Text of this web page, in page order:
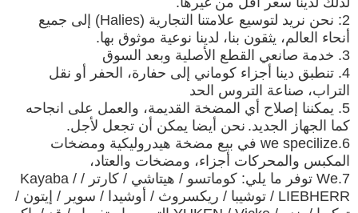
2: نحن نريد لتوسيع علامتنا التجارية (Halies) إلى جميع
أنحاء العالم، يثقون بنا، لدينا نوعية موثوق بها.
3. خدمة صانعي القطع الأصلية وبعد السوق
4. تنطبق دينا أجزاء كوماني إلى حفارة، الحفر أو نقل
التراب، صناعة التروس الحد
5. يمكننا إصلاح أي المضخة القديمة، والعمل على انجاحه
كما الجهاز الجديد. نحن أيضا يمكن أن تجعل لأجل.
6.we specilize في بيع مضخة هيدروليكية ومضخات
المكبس والمحركات أجزاء، ومضخات والعتاد،
7.We توفر ما يلي: كوماتسو / هيتاشي / كارتر / Kayaba /
LIEBHERR / توشيبا / ريكسروث / أوشيدا / سوير / إيتون /